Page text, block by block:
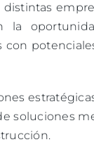
la
soluciones